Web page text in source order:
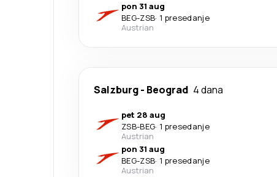
pon 31 aug
BEG-ZSB· 1 presedanje
Austrian
Salzburg- Beograd 4 dana
pet 28 aug
ZSB-BEG· 1 presedanje
Austrian
pon 31 aug
BEG-ZSB· 1 presedanje
Austrian